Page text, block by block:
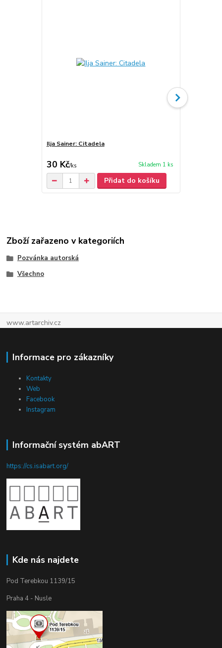
Ilja Sainer: Citadela
30 Kč/ks Skladem 1 ks
Přidat do košíku
Zboží zařazeno v kategoriích
Pozvánka autorská
Všechno
www.artarchiv.cz
Informace pro zákazníky
Kontakty
Web
Facebook
Instagram
Informační systém abART
https://cs.isabart.org/
Kde nás najdete
Pod Terebkou 1139/15
Praha 4 - Nusle